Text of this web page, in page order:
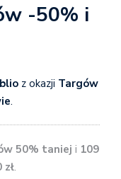
-50% i
z okazji Targów
.
50% taniej i 109
zł.